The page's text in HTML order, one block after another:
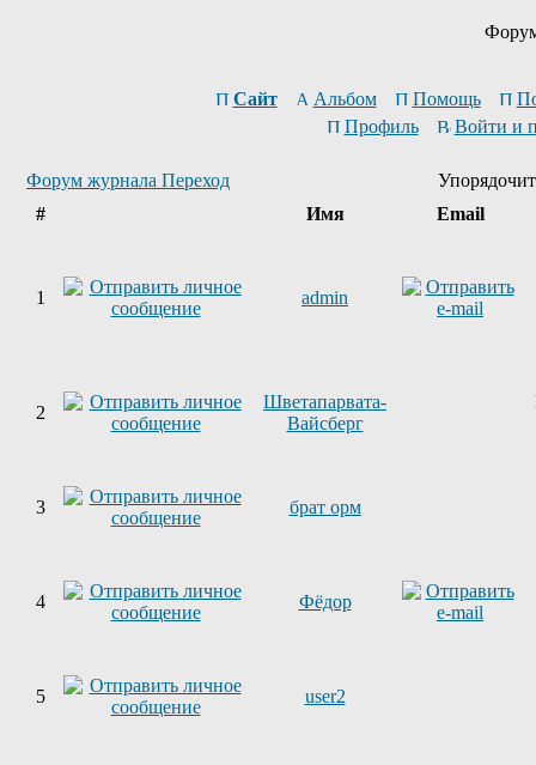
Сайт Альбом Помощь
Профиль
Войти и
Форум журнала Переход
#
Имя Email
1 admin
2
Шветапарвата-
Вайсберг
3 брат орм
4 Фёдор
5 user2